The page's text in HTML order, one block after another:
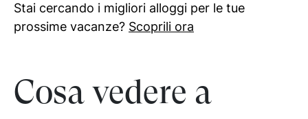
Stai cercando i migliori alloggi per le tue
prossime vacanze? Scoprili ora
Cosa vedere a